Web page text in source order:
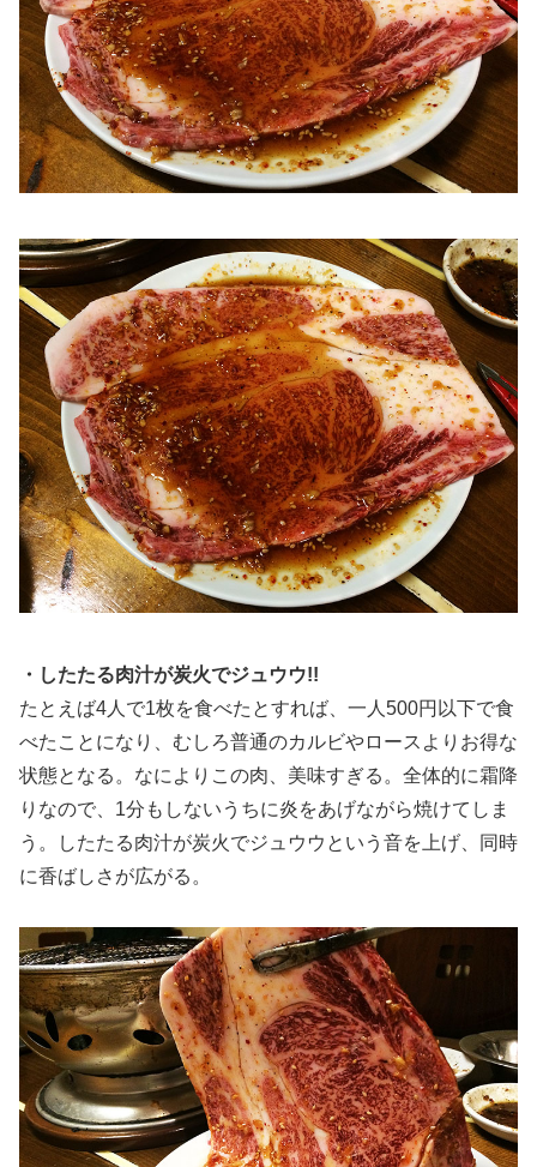
・したたる肉汁が炭火でジュウウ!!
たとえば4人で1枚を食べたとすれば、一人500円以下で食
べたことになり、むしろ普通のカルビやロースよりお得な
状態となる。なによりこの肉、美味すぎる。全体的に霜降
りなので、1分もしないうちに炎をあげながら焼けてしま
う。したたる肉汁が炭火でジュウウという音を上げ、同時
に香ばしさが広がる。